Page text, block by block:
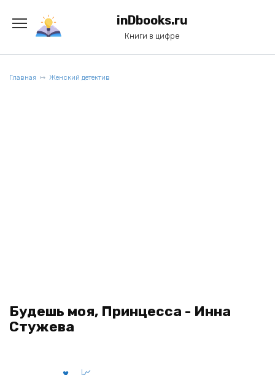
содержанию
inDbooks.ru
Книги в цифре
Главная Женский детектив
Будешь моя, Принцесса - Инна
Стужева